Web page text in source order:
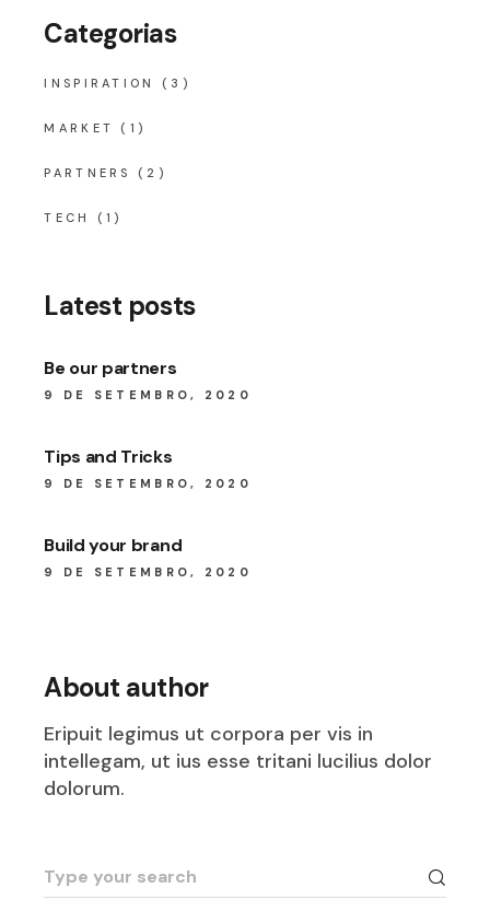
Categorias
INSPIRATION (3)
MARKET (1)
PARTNERS (2)
TECH (1)
Latest posts
Be our partners
9 DE SETEMBRO, 2020
Tips and Tricks
9 DE SETEMBRO, 2020
Build your brand
9 DE SETEMBRO, 2020
About author
Eripuit legimus ut corpora per vis in
intellegam, ut ius esse tritani lucilius dolor
dolorum.
Search
for: